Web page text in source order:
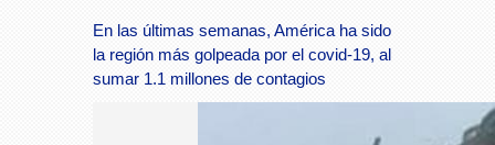
En las últimas semanas, América ha sido
la región más golpeada por el covid-19, al
sumar 1.1 millones de contagios